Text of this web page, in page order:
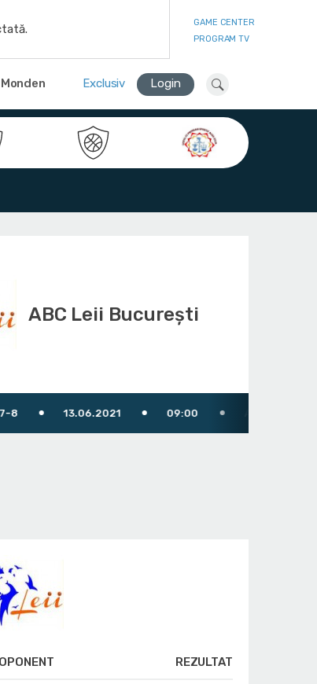
GAME CENTER
PROGRAM TV
Monden Exclusiv Login
ABC Leii București
09:00 Arbitru: Faluvégi István
OPONENT REZULTAT